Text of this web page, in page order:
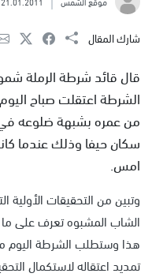
شارك المقال
قال قائد شرطة الرملة
الشرطة اعتقلت صباح
من عمره بشبهة ضلوعه
سكان حيفا وذلك عندما
امس.
وتبين من التحقيقات
الشاب المشبوه تعرف على ما
هذا وستطلب الشرطة اليوم
تمديد اعتقاله لاستكمال